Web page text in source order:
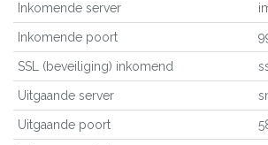
Inkomende server
Inkomende poort
SSL (beveiliging) inkomend
Uitgaande server
Uitgaande poort